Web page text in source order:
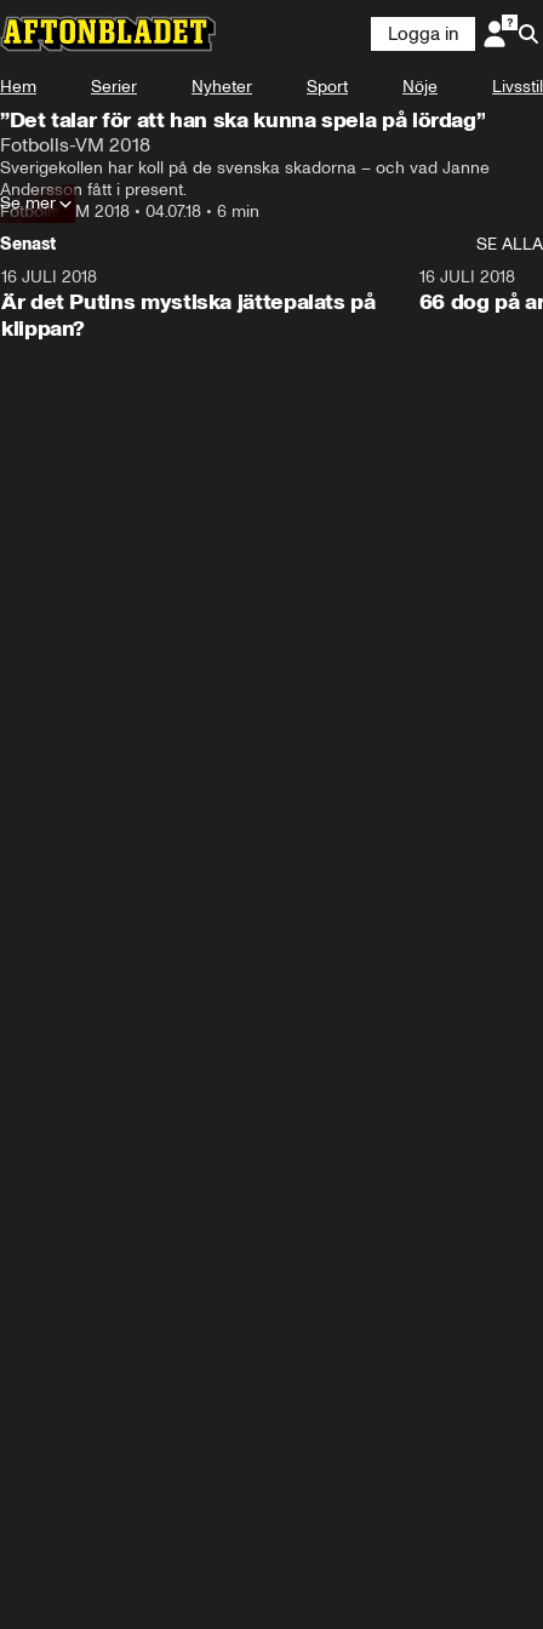
Logga in
Hem Serier Nyheter Sport Nöje Livsstil
”Det talar för att han ska kunna spela på lördag”
Fotbolls-VM 2018
Sverigekollen har koll på de svenska skadorna – och vad Janne
Andersson fått i present.
Fotbolls-VM 2018 • 04.07.18 • 6 min
Se mer
Senast
SE ALLA
16 JULI 2018
Är det Putins mystiska jättepalats på
klippan?
16 JULI 2018
66 dog på